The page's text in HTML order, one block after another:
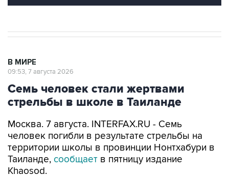
В МИРЕ
09:53, 7 августа 2026
Семь человек стали жертвами
стрельбы в школе в Таиланде
Москва. 7 августа. INTERFAX.RU - Семь
человек погибли в результате стрельбы на
территории школы в провинции Нонтхабури в
Таиланде, сообщает в пятницу издание
Khaosod.